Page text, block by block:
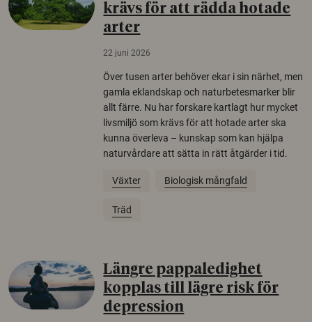
krävs för att rädda hotade
arter
22 juni 2026
Över tusen arter behöver ekar i sin närhet, men
gamla eklandskap och naturbetesmarker blir
allt färre. Nu har forskare kartlagt hur mycket
livsmiljö som krävs för att hotade arter ska
kunna överleva – kunskap som kan hjälpa
naturvårdare att sätta in rätt åtgärder i tid.
Växter Biologisk mångfald
Träd
Längre pappaledighet
kopplas till lägre risk för
depression